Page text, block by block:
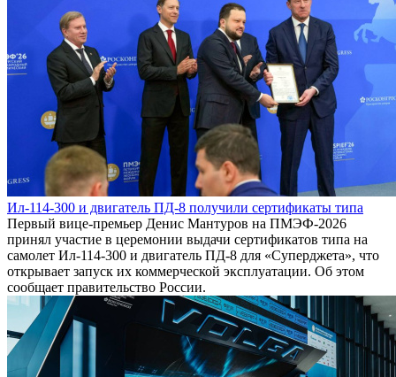
Ил-114-300 и двигатель ПД-8 получили сертификаты типа
Первый вице-премьер Денис Мантуров на ПМЭФ-2026
принял участие в церемонии выдачи сертификатов типа на
самолет Ил-114-300 и двигатель ПД-8 для «Суперджета», что
открывает запуск их коммерческой эксплуатации. Об этом
сообщает правительство России.